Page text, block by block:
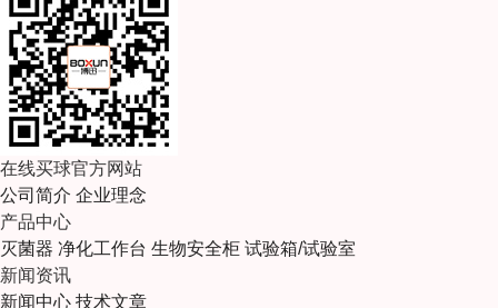
在线买球官方网站
公司简介 企业理念
产品中心
灭菌器 净化工作台 生物安全柜 试验箱/试验室
新闻资讯
新闻中心 技术文章